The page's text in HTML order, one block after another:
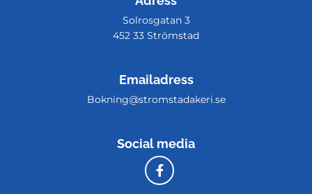
Solrosgatan 3
452 33 Strömstad
Emailadress
Bokning@stromstadakeri.se
Social media